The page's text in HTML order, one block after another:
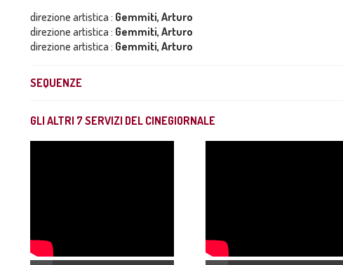
direzione artistica : Gemmiti, Arturo
direzione artistica : Gemmiti, Arturo
direzione artistica : Gemmiti, Arturo
SEQUENZE
GLI ALTRI 7 SERVIZI DEL CINEGIORNALE